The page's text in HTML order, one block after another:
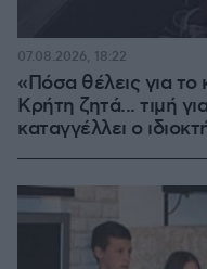
«Πόσα θέλεις για το
Κρήτη ζητά... τιμή
καταγγέλλει ο
07.08.2026, 18:22